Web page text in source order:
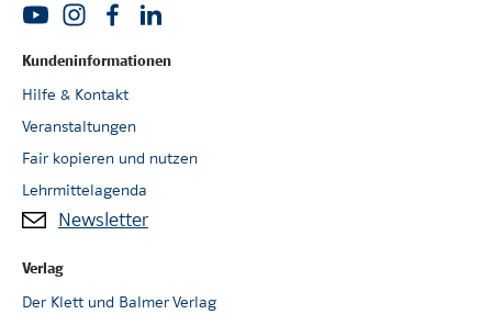
Lösungen zu allen Aufgaben
Quellcodes zu Python/Tigerjython
Kopiervorlagen
Digital Books – ganz schön clever
Im Digital Book lassen sich Textstellen markieren, Links
hinterlegen und Lesezeichen setzen. Das integrierte
Digital Book ist via Nutzerschlüssel über die Plattform
meinklett.chzugänglich. Die Lizenzdauer beträgt zehn
Jahre.
Kundeninformationen
Hilfe & Kontakt
Veranstaltungen
Fair kopieren und nutzen
Lehrmittelagenda
Newsletter
Verlag
Der Klett und Balmer Verlag